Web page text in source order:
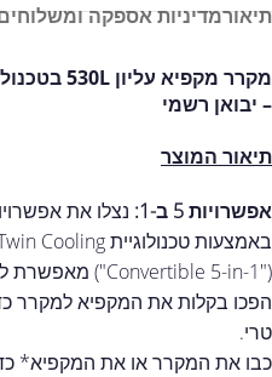
תיאורמדיניות אספקה
– יבואן רשמי
תיאור המוצר
אפשרויות 5 ב-1:
נצלו את
("Convertible 5-in-1") מאפשרת לכם לעבור בין 5 מצבים חכמים.
הפכו בקלות את המקפיא למקרר
טרי.
כבו את המקרר או את המקפיא*